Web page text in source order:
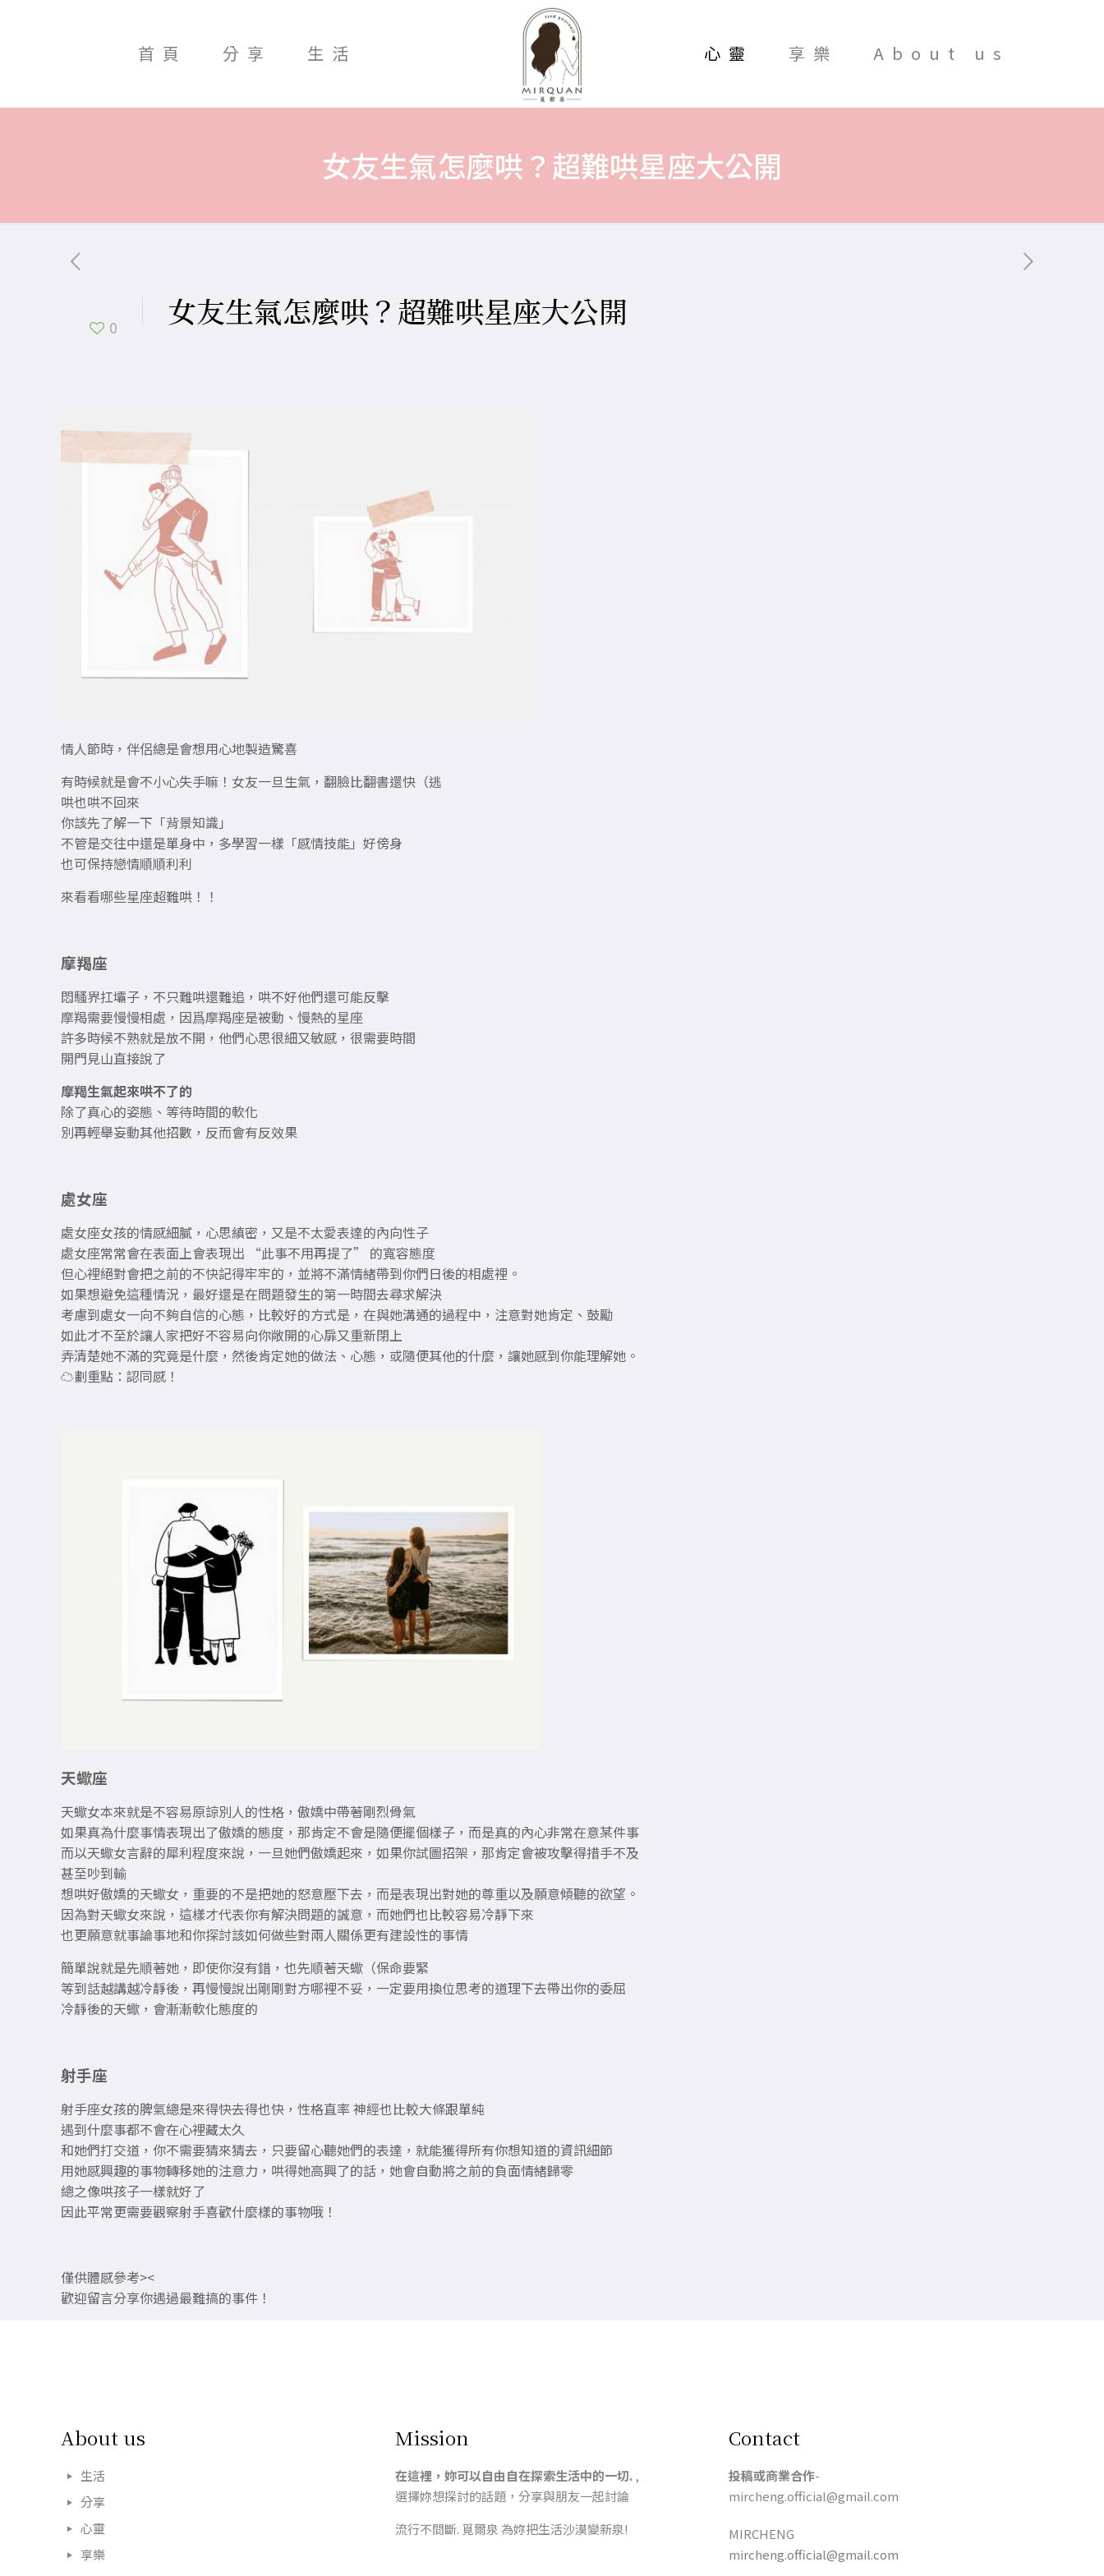
首頁 分享 生活 心靈 享樂 About us
女友生氣怎麼哄？超難哄星座大公開
0 女友生氣怎麼哄？超難哄星座大公開
情人節時，伴侶總是會想用心地製造驚喜
有時候就是會不小心失手嘛！女友一旦生氣，翻臉比翻書還快（逃
哄也哄不回來
你該先了解一下「背景知識」
不管是交往中還是單身中，多學習一樣「感情技能」好傍身
也可保持戀情順順利利
來看看哪些星座超難哄！！
摩羯座
悶騷界扛壩子，不只難哄還難追，哄不好他們還可能反擊
摩羯需要慢慢相處，因爲摩羯座是被動、慢熱的星座
許多時候不熟就是放不開，他們心思很細又敏感，很需要時間
開門見山直接說了
摩羯生氣起來哄不了的
除了真心的姿態、等待時間的軟化
別再輕舉妄動其他招數，反而會有反效果
處女座
處女座女孩的情感細膩，心思縝密，又是不太愛表達的內向性子
處女座常常會在表面上會表現出 “此事不用再提了” 的寬容態度
但心裡絕對會把之前的不快記得牢牢的，並將不滿情緒帶到你們日後的相處裡。
如果想避免這種情況，最好還是在問題發生的第一時間去尋求解決
考慮到處女一向不夠自信的心態，比較好的方式是，在與她溝通的過程中，注意對她肯定、鼓勵
如此才不至於讓人家把好不容易向你敞開的心扉又重新閉上
弄清楚她不滿的究竟是什麼，然後肯定她的做法、心態，或隨便其他的什麼，讓她感到你能理解她。
☁︎劃重點：認同感！
天蠍座
天蠍女本來就是不容易原諒別人的性格，傲嬌中帶著剛烈骨氣
如果真為什麼事情表現出了傲嬌的態度，那肯定不會是隨便擺個樣子，而是真的內心非常在意某件事
而以天蠍女言辭的犀利程度來說，一旦她們傲嬌起來，如果你試圖招架，那肯定會被攻擊得措手不及
甚至吵到輸
想哄好傲嬌的天蠍女，重要的不是把她的怒意壓下去，而是表現出對她的尊重以及願意傾聽的欲望。
因為對天蠍女來說，這樣才代表你有解決問題的誠意，而她們也比較容易冷靜下來
也更願意就事論事地和你探討該如何做些對兩人關係更有建設性的事情
簡單說就是先順著她，即使你沒有錯，也先順著天蠍（保命要緊
等到話越講越冷靜後，再慢慢說出剛剛對方哪裡不妥，一定要用換位思考的道理下去帶出你的委屈
冷靜後的天蠍，會漸漸軟化態度的
射手座
射手座女孩的脾氣總是來得快去得也快，性格直率 神經也比較大條跟單純
遇到什麼事都不會在心裡藏太久
和她們打交道，你不需要猜來猜去，只要留心聽她們的表達，就能獲得所有你想知道的資訊細節
用她感興趣的事物轉移她的注意力，哄得她高興了的話，她會自動將之前的負面情緒歸零
總之像哄孩子一樣就好了
因此平常更需要觀察射手喜歡什麼樣的事物哦！
僅供體感參考><
歡迎留言分享你遇過最難搞的事件！
About us
生活
分享
心靈
享樂
Mission
在這裡，妳可以自由自在探索生活中的一切.,
選擇妳想探討的話題，分享與朋友一起討論
流行不間斷. 覓爾泉 為妳把生活沙漠變新泉!
Contact
投稿或商業合作-
mircheng.official@gmail.com
MIRCHENG
mircheng.official@gmail.com